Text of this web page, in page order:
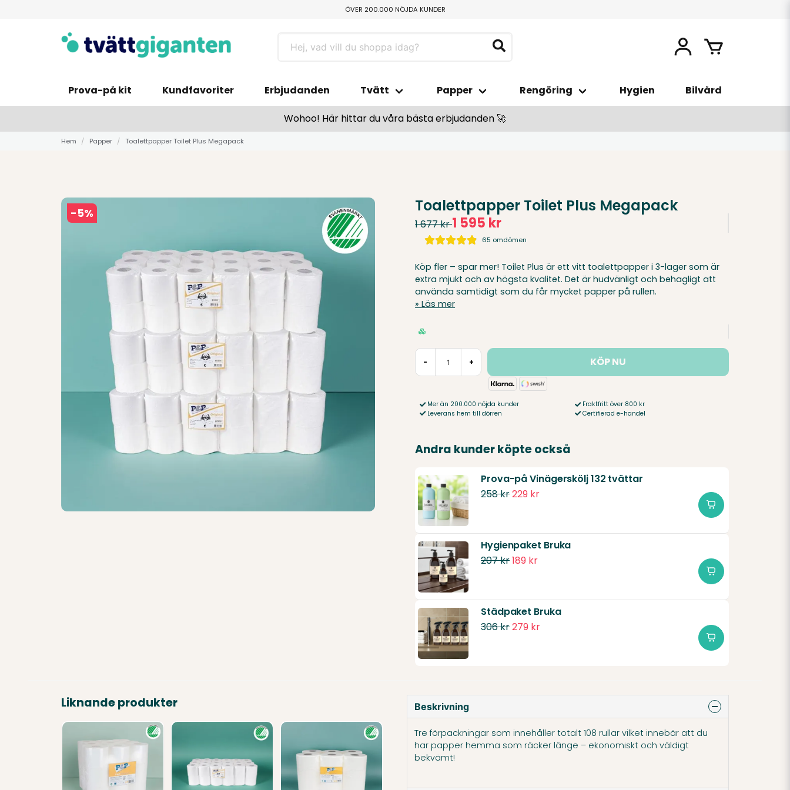
ÖVER 200.000 NÖJDA KUNDER
TILLVERKAS I SMÅLAND
Prova-på kit Kundfavoriter Erbjudanden Tvätt Papper Rengöring Hygien Bilvård
Wohoo! Här hittar du våra bästa erbjudanden 🚀
Hem Papper Toalettpapper Toilet Plus Megapack
-5% Toalettpapper Toilet Plus Megapack
1 677 kr1 595 kr
65 omdömen
Köp fler – spar mer! Toilet Plus är ett vitt toalettpapper i 3-lager som är
extra mjukt och av högsta kvalitet. Det är hudvänligt och behagligt att
använda samtidigt som du får mycket papper på rullen.
Läs mer
- + KÖP NU
Mer än 200.000 nöjda kunder
Leverans hem till dörren
Fraktfritt över 800 kr
Certifierad e-handel
Andra kunder köpte också
Prova-på Vinägerskölj 132 tvättar
258 kr229 kr
Hygienpaket Bruka
207 kr189 kr
Städpaket Bruka
306 kr279 kr
Liknande produkter Beskrivning
Tre förpackningar som innehåller totalt 108 rullar vilket innebär att du
har papper hemma som räcker länge – ekonomiskt och väldigt
bekvämt!